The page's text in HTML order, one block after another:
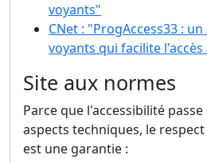
voyants"
CNet : "ProgAccess33 :
voyants qui facilite
Site aux normes
Parce que l'accessibilité
aspects techniques, le
est une garantie :